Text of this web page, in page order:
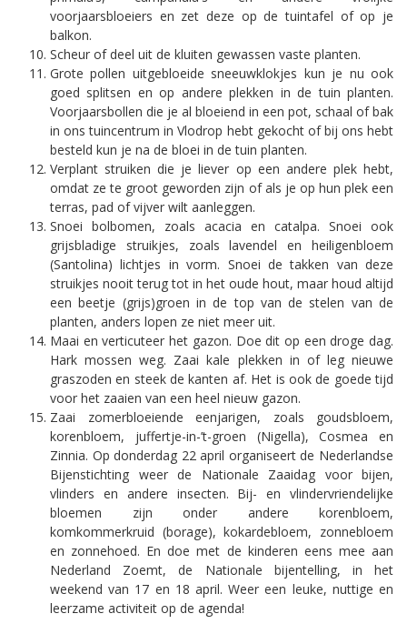
voorjaarsbloeiers en zet deze op de tuintafel of op je
balkon.
Scheur of deel uit de kluiten gewassen vaste planten.
Grote pollen uitgebloeide sneeuwklokjes kun je nu ook
goed splitsen en op andere plekken in de tuin planten.
Voorjaarsbollen die je al bloeiend in een pot, schaal of bak
in ons tuincentrum in Vlodrop hebt gekocht of bij ons hebt
besteld kun je na de bloei in de tuin planten.
Verplant struiken die je liever op een andere plek hebt,
omdat ze te groot geworden zijn of als je op hun plek een
terras, pad of vijver wilt aanleggen.
Snoei bolbomen, zoals acacia en catalpa. Snoei ook
grijsbladige struikjes, zoals lavendel en heiligenbloem
(Santolina) lichtjes in vorm. Snoei de takken van deze
struikjes nooit terug tot in het oude hout, maar houd altijd
een beetje (grijs)groen in de top van de stelen van de
planten, anders lopen ze niet meer uit.
Maai en verticuteer het gazon. Doe dit op een droge dag.
Hark mossen weg. Zaai kale plekken in of leg nieuwe
graszoden en steek de kanten af. Het is ook de goede tijd
voor het zaaien van een heel nieuw gazon.
Zaai zomerbloeiende eenjarigen, zoals goudsbloem,
korenbloem, juffertje-in-’t-groen (Nigella), Cosmea en
Zinnia. Op donderdag 22 april organiseert de Nederlandse
Bijenstichting weer de Nationale Zaaidag voor bijen,
vlinders en andere insecten. Bij- en vlindervriendelijke
bloemen zijn onder andere korenbloem,
komkommerkruid (borage), kokardebloem, zonnebloem
en zonnehoed. En doe met de kinderen eens mee aan
Nederland Zoemt, de Nationale bijentelling, in het
weekend van 17 en 18 april. Weer een leuke, nuttige en
leerzame activiteit op de agenda!